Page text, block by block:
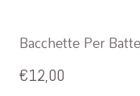
Bacchette Per
€12,00